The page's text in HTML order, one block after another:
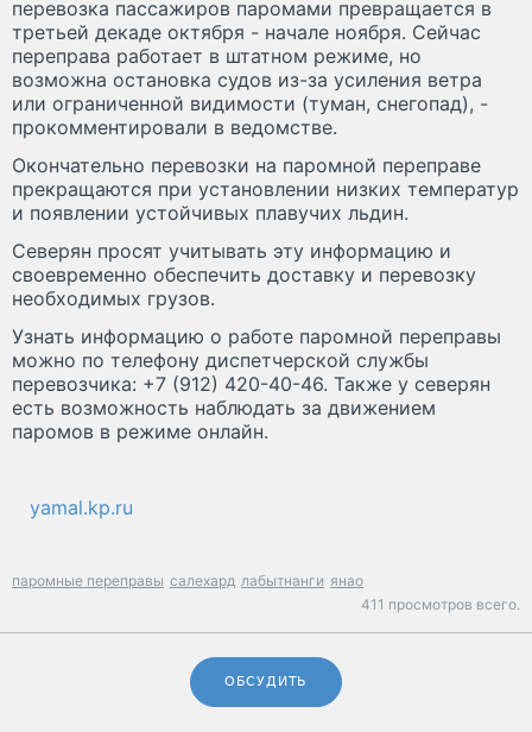
перевозка пассажиров паромами превращается в
третьей декаде октября - начале ноября. Сейчас
переправа работает в штатном режиме, но
возможна остановка судов из-за усиления ветра
или ограниченной видимости (туман, снегопад), -
прокомментировали в ведомстве.
Окончательно перевозки на паромной переправе
прекращаются при установлении низких температур
и появлении устойчивых плавучих льдин.
Северян просят учитывать эту информацию и
своевременно обеспечить доставку и перевозку
необходимых грузов.
Узнать информацию о работе паромной переправы
можно по телефону диспетчерской службы
перевозчика: +7 (912) 420-40-46. Также у северян
есть возможность наблюдать за движением
паромов в режиме онлайн.
yamal.kp.ru
паромные переправы салехард лабытнанги янао
411 просмотров всего.
ОБСУДИТЬ